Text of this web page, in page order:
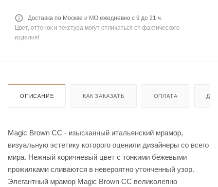
Доставка по Москве и МО ежедневно с 9 до 21 ч.
Цвет, оттенок и текстура могут отличаться от фактического
изделия!
ОПИСАНИЕ КАК ЗАКАЗАТЬ ОПЛАТА
Magic Brown CC - изысканный итальянский мрамор,
визуальную эстетику которого оценили дизайнеры со всего
мира. Нежный коричневый цвет с тонкими бежевыми
прожилками сливаются в невероятно утонченный узор.
Элегантный мрамор Magic Brown CC великолепно